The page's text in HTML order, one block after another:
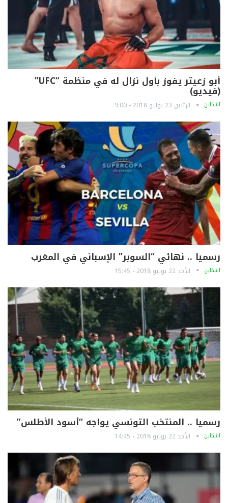
أبو زعيتر يفوز بأول نزال له في منظمة “UFC”
(فيديو)
آشكاين الإثنين 23 يوليو 2018 - 9:00
رسميا .. نهائي “السوبر” الإسباني في المغرب
آشكاين الأحد 22 يوليو 2018 - 15:45
رسميا .. المنتخب التونسي يواجه “أسود الأطلس”
آشكاين الأحد 22 يوليو 2018 - 14:45